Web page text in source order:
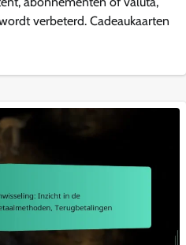
verbeterd. Cadeaukaarten